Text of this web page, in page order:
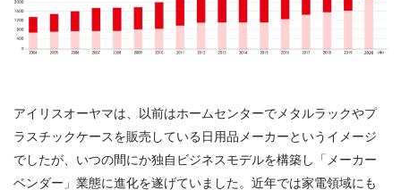
アイリスオーヤマは、以前はホームセンターでメタルラックやプ
ラスチックケースを販売している日用品メーカーというイメージ
でしたが、いつの間にか独自ビジネスモデルを構築し「メーカー
ベンダー」業態に進化を遂げていました。近年では家電領域にも